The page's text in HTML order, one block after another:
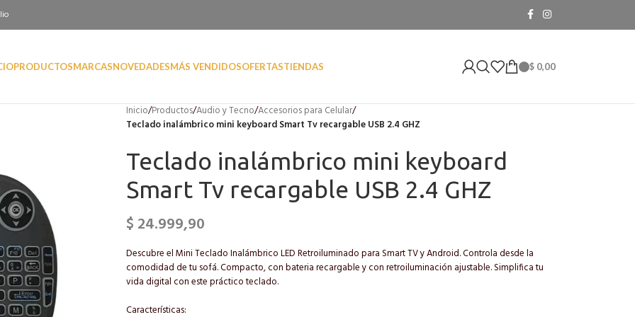
PRODUCTOSMARCASNOVEDADESMÁS VENDIDOSOFERTASTIENDAS $ 0,00
Inicio/Productos/Audio y Tecno/Accesorios para Celular/
Teclado inalámbrico mini keyboard Smart Tv recargable USB 2.4 GHZ
Teclado inalámbrico mini keyboard
Smart Tv recargable USB 2.4 GHZ
$ 24.999,90
Descubre el Mini Teclado Inalámbrico LED Retroiluminado para Smart TV y Android. Controla desde la
comodidad de tu sofá. Compacto, con bateria recargable y con retroiluminación ajustable. Simplifica tu
vida digital con este práctico teclado.
Características: